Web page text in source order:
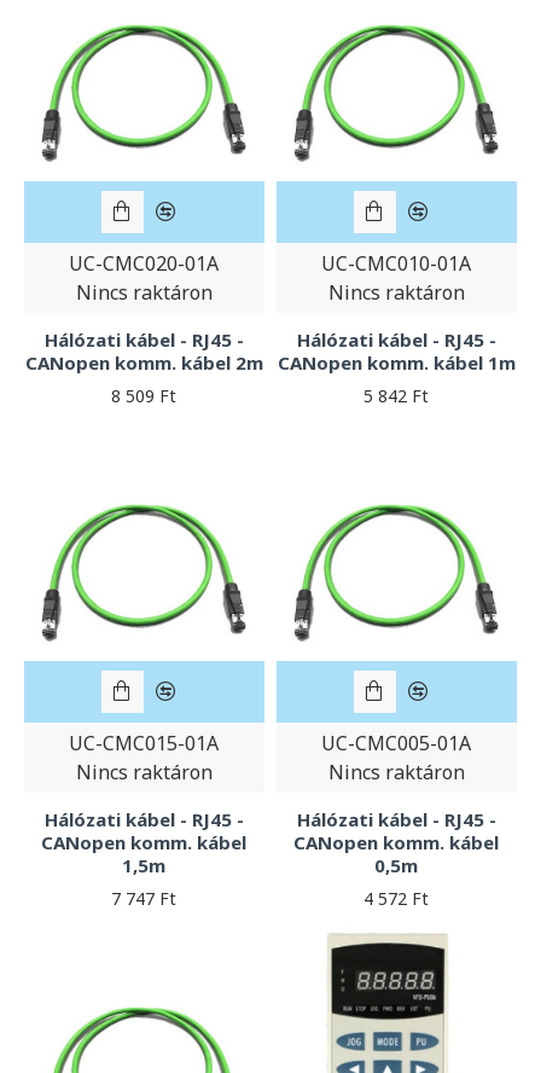
UC-CMC020-01A
Nincs raktáron
Hálózati kábel - RJ45 -
CANopen komm. kábel 2m
8 509 Ft
UC-CMC010-01A
Nincs raktáron
Hálózati kábel - RJ45 -
CANopen komm. kábel 1m
5 842 Ft
UC-CMC015-01A
Nincs raktáron
Hálózati kábel - RJ45 -
CANopen komm. kábel
1,5m
7 747 Ft
UC-CMC005-01A
Nincs raktáron
Hálózati kábel - RJ45 -
CANopen komm. kábel
0,5m
4 572 Ft